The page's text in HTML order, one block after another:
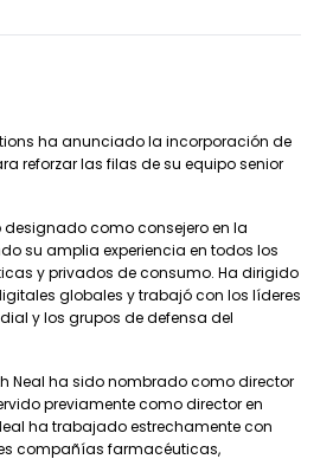
ha anunciado la incorporación de
reforzar las filas de su equipo senior
designado como consejero en la
su amplia experiencia en todos los
y privados de consumo. Ha dirigido
globales y trabajó con los líderes
y los grupos de defensa del
Neal ha sido nombrado como director
previamente como director en
ha trabajado estrechamente con
compañías farmacéuticas,